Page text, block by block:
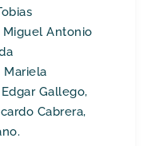
Miguel Antonio
Mariela
Gallego,
Cabrera,